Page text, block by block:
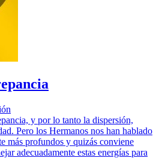
y por lo tanto la dispersión,
Pero los Hermanos nos han hablado
más profundos y quizás conviene
adecuadamente estas energías para